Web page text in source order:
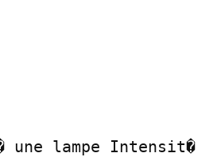
une lampe Intensit�